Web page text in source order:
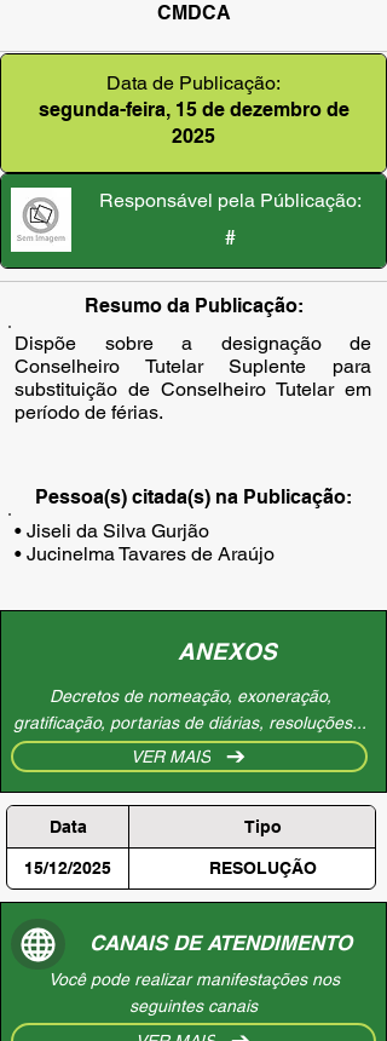
CMDCA
Data de Publicação:
segunda-feira, 15 de dezembro de
2025
Responsável pela Públicação:
#
Resumo da Publicação:
Dispõe sobre a designação de
Conselheiro Tutelar Suplente para
substituição de Conselheiro Tutelar em
período de férias.
Pessoa(s) citada(s) na Publicação:
• Jiseli da Silva Gurjão
• Jucinelma Tavares de Araújo
ANEXOS
Decretos de nomeação, exoneração,
gratificação, portarias de diárias, resoluções...
VER MAIS
Data Tipo
15/12/2025 RESOLUÇÃO
CANAIS DE ATENDIMENTO
Você pode realizar manifestações nos
seguintes canais